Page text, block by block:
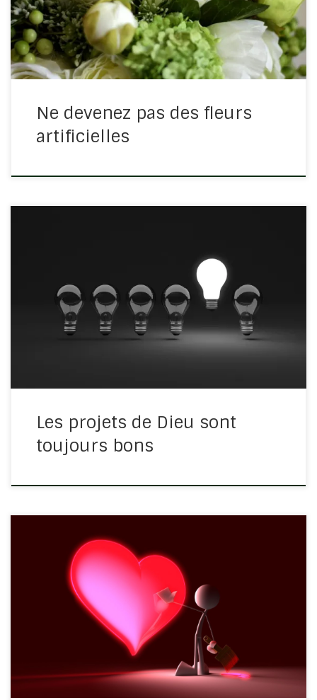
ne devienne une fleur […]
Ne devenez pas des fleurs
artificielles
« Je connais les projets que j’ai formés sur vous, dit
l’Éternel, projets de paix et non de malheur, afin de vous
donner un avenir et de l’espérance. » Jérémie 29/11
Nous pouvons premièrement remercier Dieu de ce qu’il
Les projets de Dieu sont
toujours bons
Lors de la préparation d’un concert d’évangélisation
pour la jeunesse, je me suis coupé au bout du doigt
assez profond. Plusieurs jeunes qui préparaient aussi
sont tout de suite intervenus en me faisant les
premiers soins, m’emmenant […]